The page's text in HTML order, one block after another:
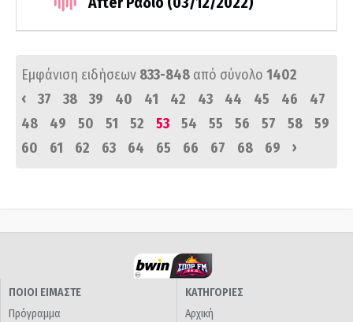
Εμφάνιση ειδήσεων 833-848 από σύνολο 1402
‹
37 38 39 40 41 42 43 44 45 46
47
48
49 50 51 52 53 54 55 56 57 58
59
60
61 62 63 64 65 66 67 68 69 ›
ΠΟΙΟΙ ΕΙΜΑΣΤΕ
Πρόγραμμα
ΚΑΤΗΓΟΡΙΕΣ
Αρχική